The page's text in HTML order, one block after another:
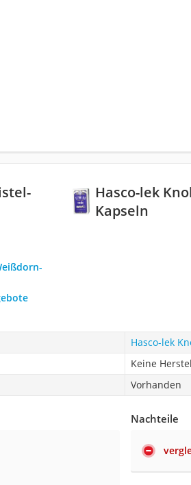
Hasco-lek
Kapseln
Hasco-lek
Keine
Vorhanden
Nachteile